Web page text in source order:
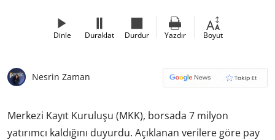
Dinle Duraklat Durdur Yazdır Boyut
Nesrin Zaman
Merkezi Kayıt Kuruluşu (MKK), borsada 7 milyon
yatırımcı kaldığını duyurdu. Açıklanan verilere göre pay